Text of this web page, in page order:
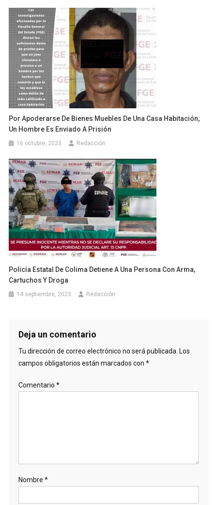
Por Apoderarse De Bienes Muebles De Una Casa Habitación,
Un Hombre Es Enviado A Prisión
16 octubre, 2023 Redacción
Policía Estatal De Colima Detiene A Una Persona Con Arma,
Cartuchos Y Droga
14 septiembre, 2023 Redacción
Deja un comentario
Tu dirección de correo electrónico no será publicada. Los
campos obligatorios están marcados con *
Comentario *
Nombre *